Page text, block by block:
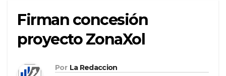
Firman concesión
proyecto ZonaXol
Por La Redaccion